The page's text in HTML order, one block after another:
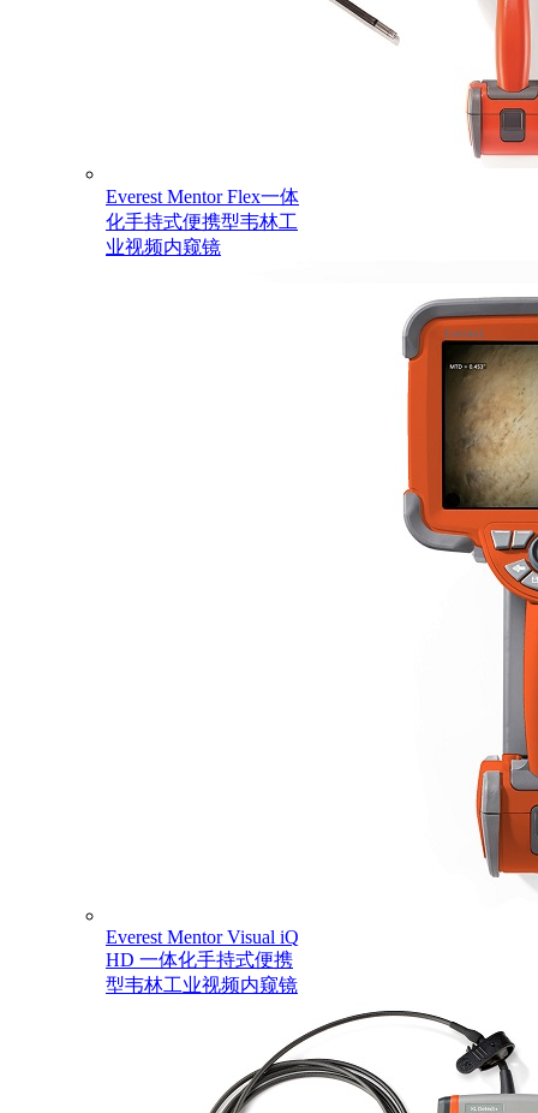
Everest Mentor Flex一体
化手持式便携型韦林工
业视频内窥镜
Everest Mentor Visual iQ
HD 一体化手持式便携
型韦林工业视频内窥镜